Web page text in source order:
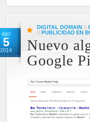
ago
5
2014
DIGITAL DOMAIN //
// PUBLICIDAD EN
Nuevo
Google